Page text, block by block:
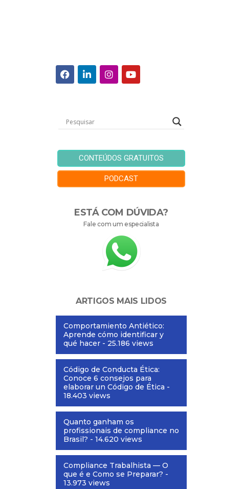
CONTEÚDOS GRATUITOS
PODCAST
ESTÁ COM DÚVIDA?
Fale com um especialista
ARTIGOS MAIS LIDOS
Comportamiento Antiético:
Aprende cómo identificar y
qué hacer - 25.186 views
Código de Conducta Ética:
Conoce 6 consejos para
elaborar un Código de Ética -
18.403 views
Quanto ganham os
profissionais de compliance no
Brasil? - 14.620 views
Compliance Trabalhista — O
que é e Como se Preparar? -
13.973 views